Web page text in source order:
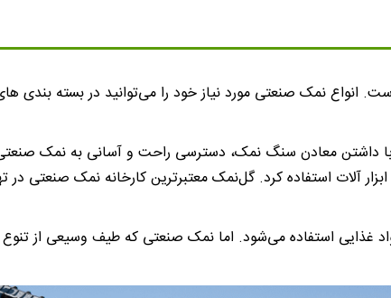
انواع نمک صنعتی مورد نیاز خود را می‌توانید در بسته
با داشتن معادن سنگ نمک، دسترسی راحت و آسانی به نمک
آلات استفاده کرد. گل‌نمک معتبرترین کارخانه نمک صنعتی
غذایی استفاده می‌شود. اما نمک صنعتی که طیف وسیعی از تنوع